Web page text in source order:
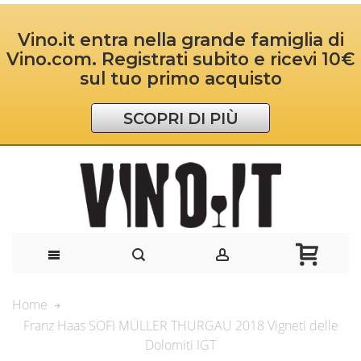
Vino.it entra nella grande famiglia di
Vino.com. Registrati subito e ricevi 10€
sul tuo primo acquisto
SCOPRI DI PIÙ
Home
Franz Haas SOFI MÜLLER THURGAU 2018 Vigneti delle
Dolomiti IGT